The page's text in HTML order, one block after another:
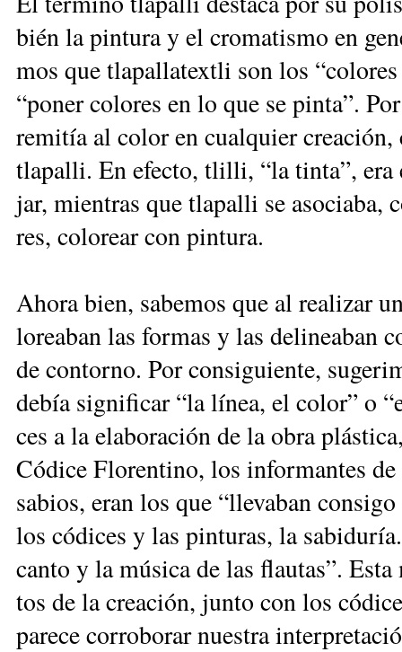
bién la pin­tu­ra y el cro­ma­tis­mo en
mos que tla­pa­lla­tex­tli son los
“po­ner co­lo­res en lo que se pin­ta”.
re­mi­tía al co­lor en cual­quier
tla­pa­lli. En efec­to, tli­lli, “la tin­ta”,
jar, mien­tras que tla­pa­lli se
res, co­lo­rear con pin­tu­ra.
Aho­ra bien, sa­be­mos que al rea­lizar
lo­rea­ban las for­mas y las de­li­nea­ban
de con­tor­no. Por con­si­guien­te,
de­bía sig­ni­fi­car “la lí­nea, el co­lor” o
ces a la ela­bo­ra­ción de la obra
Có­di­ce Flo­ren­ti­no, los in­for­man­tes
sa­bios, eran los que “lle­va­ban
los có­di­ces y las pin­tu­ras, la
can­to y la mú­si­ca de las flau­tas”.
tos de la crea­ción, jun­to con los
pa­re­ce co­rro­bo­rar nues­tra